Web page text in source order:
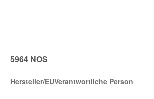
5964 NOS
Hersteller/EUVerantwortliche Person